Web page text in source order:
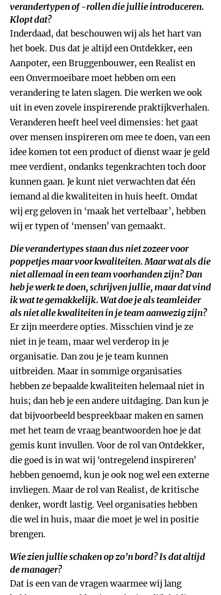
verandertypen of -rollen die jullie introduceren.
Klopt dat?
Inderdaad, dat beschouwen wij als het hart van
het boek. Dus dat je altijd een Ontdekker, een
Aanpoter, een Bruggenbouwer, een Realist en
een Onvermoeibare moet hebben om een
verandering te laten slagen. Die werken we ook
uit in even zovele inspirerende praktijkverhalen.
Veranderen heeft heel veel dimensies: het gaat
over mensen inspireren om mee te doen, van een
idee komen tot een product of dienst waar je geld
mee verdient, ondanks tegenkrachten toch door
kunnen gaan. Je kunt niet verwachten dat één
iemand al die kwaliteiten in huis heeft. Omdat
wij erg geloven in ‘maak het vertelbaar’, hebben
wij er typen of ‘mensen’ van gemaakt.
Die verandertypes staan dus niet zozeer voor
poppetjes maar voor kwaliteiten. Maar wat als die
niet allemaal in een team voorhanden zijn? Dan
heb je werk te doen, schrijven jullie, maar dat vind
ik wat te gemakkelijk. Wat doe je als teamleider
als niet alle kwaliteiten in je team aanwezig zijn?
Er zijn meerdere opties. Misschien vind je ze
niet in je team, maar wel verderop in je
organisatie. Dan zou je je team kunnen
uitbreiden. Maar in sommige organisaties
hebben ze bepaalde kwaliteiten helemaal niet in
huis; dan heb je een andere uitdaging. Dan kun je
dat bijvoorbeeld bespreekbaar maken en samen
met het team de vraag beantwoorden hoe je dat
gemis kunt invullen. Voor de rol van Ontdekker,
die goed is in wat wij ‘ontregelend inspireren’
hebben genoemd, kun je ook nog wel een externe
invliegen. Maar de rol van Realist, de kritische
denker, wordt lastig. Veel organisaties hebben
die wel in huis, maar die moet je wel in positie
brengen.
Wie zien jullie schaken op zo’n bord? Is dat altijd
de manager?
Dat is een van de vragen waarmee wij lang